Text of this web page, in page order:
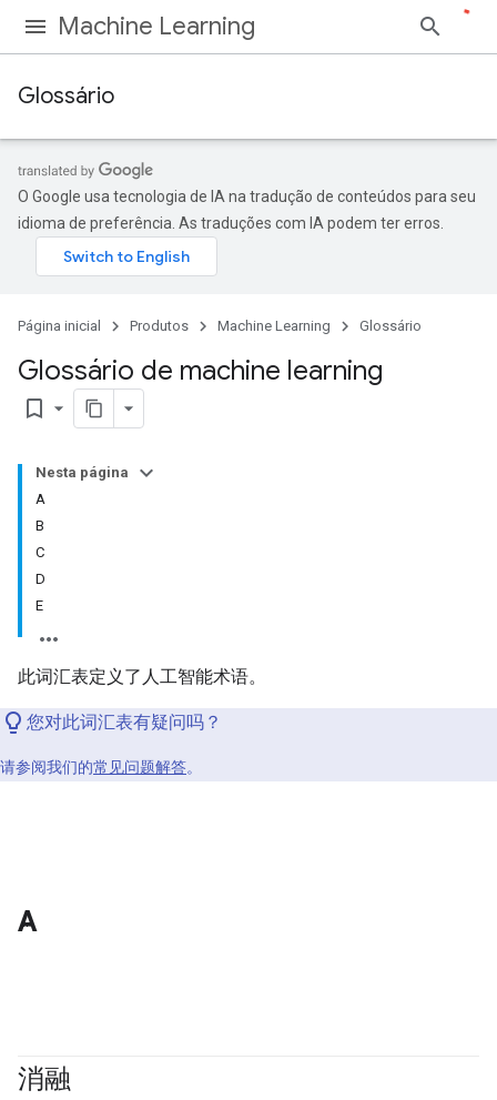
Machine Learning
Glossário
O Google usa tecnologia de IA na tradução de conteúdos para seu
idioma de preferência. As traduções com IA podem ter erros.
Página inicial Produtos Machine Learning Glossário
Glossário de machine learning
bookmark_border
Nesta página
A
B
C
D
E
此词汇表定义了人工智能术语。
您对此词汇表有疑问吗？
请参阅我们的常见问题解答。
A
消融